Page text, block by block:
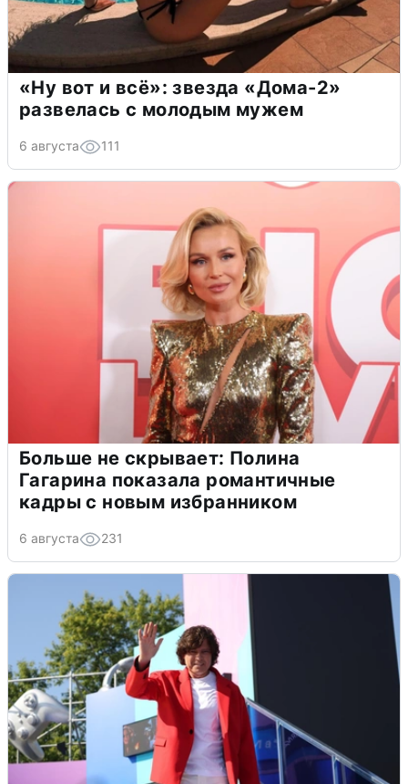
«Ну вот и всё»: звезда «Дома-2»
развелась с молодым мужем
6 августа 111
Больше не скрывает: Полина
Гагарина показала романтичные
кадры с новым избранником
6 августа 231